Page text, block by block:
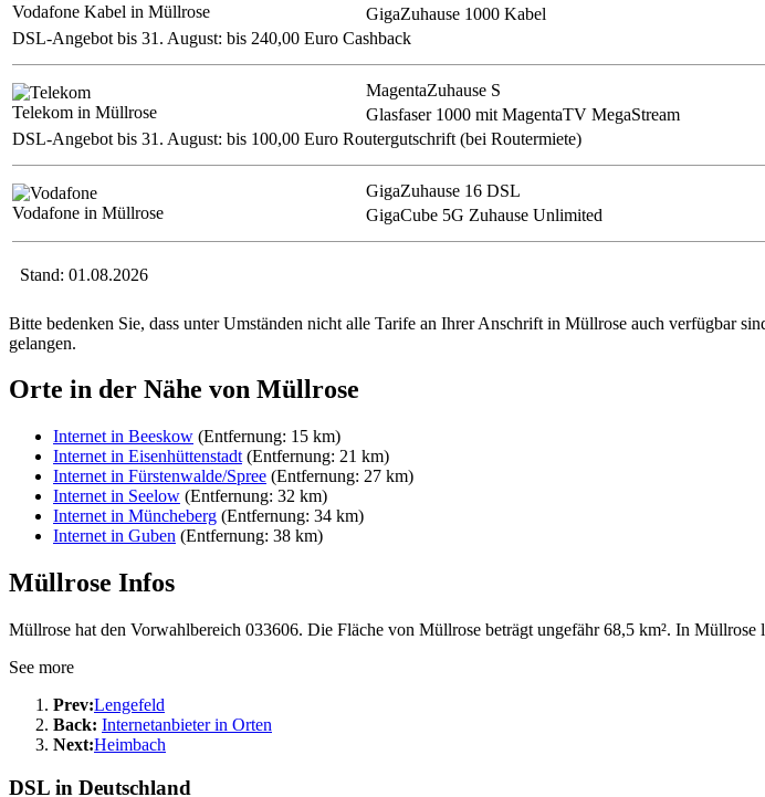
Vodafone Kabel in Müllrose
GigaZuhause 1000 Kabel
DSL-Angebot bis 31. August: bis 240,00 Euro Cashback
Telekom in Müllrose
MagentaZuhause S
Glasfaser 1000 mit MagentaTV MegaStream
DSL-Angebot bis 31. August: bis 100,00 Euro Routergutschrift (bei Routermiete)
Vodafone in Müllrose
GigaZuhause 16 DSL
GigaCube 5G Zuhause Unlimited
Stand: 01.08.2026
Bitte bedenken Sie, dass unter Umständen nicht alle Tarife an Ihrer Anschrift in Müllrose auch verfügbar
gelangen.
Orte in der Nähe von Müllrose
Internet in Beeskow (Entfernung: 15 km)
Internet in Eisenhüttenstadt (Entfernung: 21 km)
Internet in Fürstenwalde/Spree (Entfernung: 27 km)
Internet in Seelow (Entfernung: 32 km)
Internet in Müncheberg (Entfernung: 34 km)
Internet in Guben (Entfernung: 38 km)
Müllrose Infos
Müllrose hat den Vorwahlbereich 033606. Die Fläche von Müllrose beträgt ungefähr 68,5 km². In Müllrose
See more
Prev:Lengefeld
Back: Internetanbieter in Orten
Next:Heimbach
DSL in Deutschland